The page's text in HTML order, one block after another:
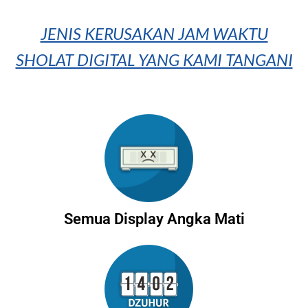
JENIS KERUSAKAN JAM WAKTU
SHOLAT DIGITAL YANG KAMI TANGANI
Semua Display Angka Mati